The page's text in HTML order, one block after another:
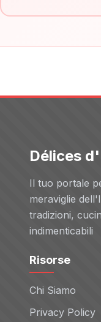
Délices
Il tuo portale
meraviglie
tradizioni,
indimenticabili
Risorse
Chi Siamo
Privacy Policy